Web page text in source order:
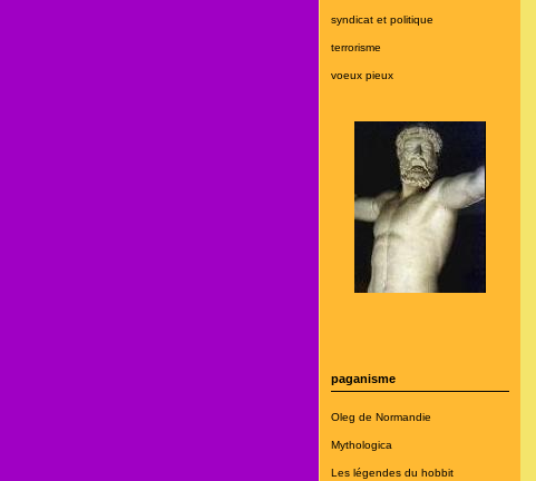
syndicat et politique
terrorisme
voeux pieux
paganisme
Oleg de Normandie
Mythologica
Les légendes du hobbit